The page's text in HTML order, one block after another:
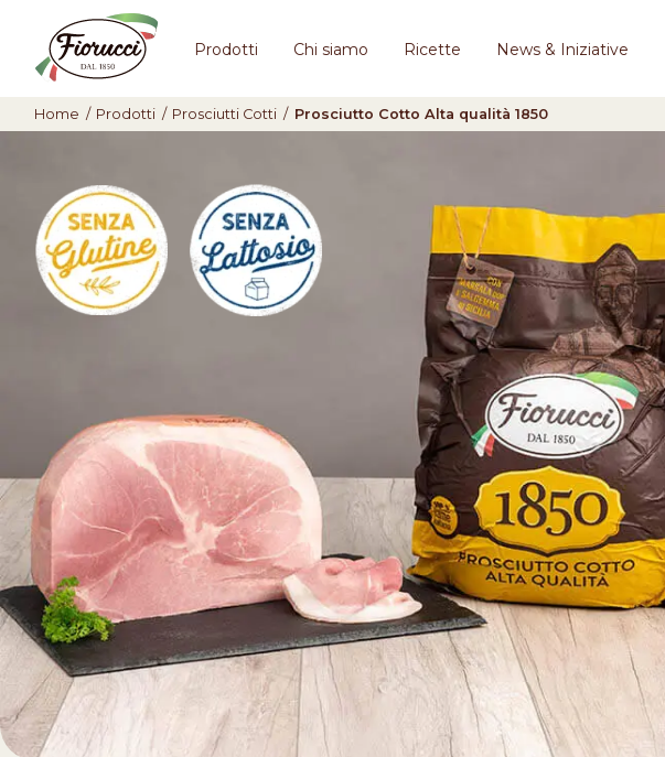
Prodotti Chi siamo Ricette News & Iniziative
Home / Prodotti / Prosciutti Cotti / Prosciutto Cotto Alta qualità 1850